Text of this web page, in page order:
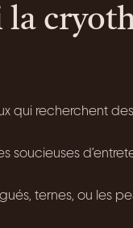
la
qui recherchent
soucieuses
ternes, ou les